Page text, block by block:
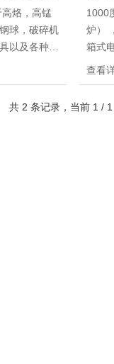
烙，高锰
球，破碎机
以及各种机
、正火等热
1000
炉）
箱式
室，
详细
查看
共 2 条记录，当前 1 /